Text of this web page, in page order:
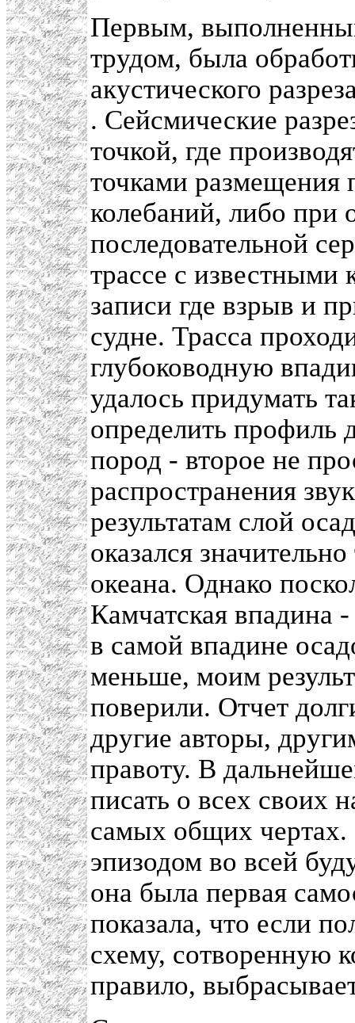
Первым,
трудом, была
акустического
. Сейсмические
точкой, где
точками размещения
колебаний, либо при
последовательной
трассе с
записи где взрыв и
судне. Трасса
глубоководную
удалось придумать
определить профиль
пород - второе не
распространения
результатам слой
оказался
океана. Однако
Камчатская впадина
в самой впадине
меньше, моим
поверили. Отчет
другие авторы,
правоту. В
писать о всех своих
самых общих
эпизодом во всей
она была первая
показала, что если
схему, сотворенную
правило,